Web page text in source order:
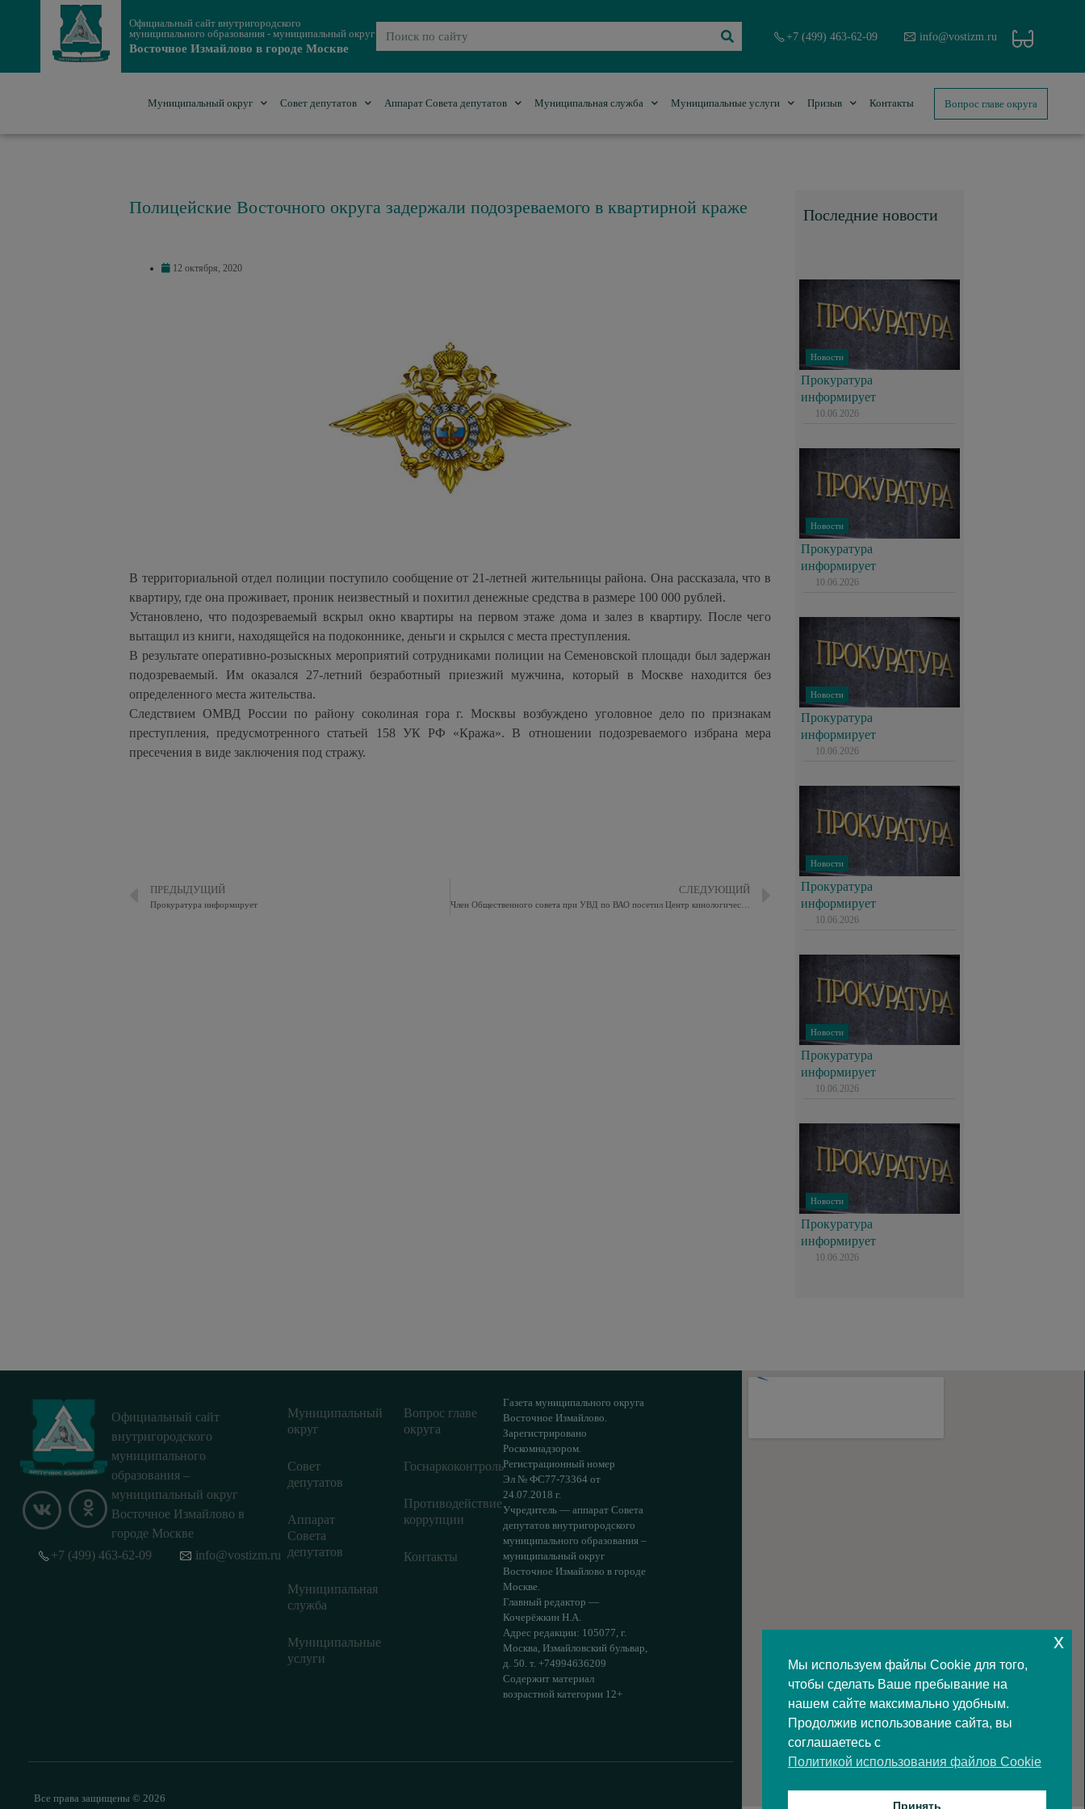
Официальный сайт внутригородского
муниципального образования - муниципальный округ
Восточное Измайлово в городе Москве
+7 (499) 463-62-09 info@vostizm.ru
Муниципальный округ Совет депутатов Аппарат Совета депутатов Муниципальная служба Муниципальные услуги Призыв Контакты Вопрос главе округа
Полицейские Восточного округа задержали подозреваемого в квартирной краже
12 октября, 2020
В территориальной отдел полиции поступило сообщение от 21-летней жительницы района. Она рассказала, что в
квартиру, где она проживает, проник неизвестный и похитил денежные средства в размере 100 000 рублей.
Установлено, что подозреваемый вскрыл окно квартиры на первом этаже дома и залез в квартиру. После чего
вытащил из книги, находящейся на подоконнике, деньги и скрылся с места преступления.
В результате оперативно-розыскных мероприятий сотрудниками полиции на Семеновской площади был задержан
подозреваемый. Им оказался 27-летний безработный приезжий мужчина, который в Москве находится без
определенного места жительства.
Следствием ОМВД России по району соколиная гора г. Москвы возбуждено уголовное дело по признакам
преступления, предусмотренного статьей 158 УК РФ «Кража». В отношении подозреваемого избрана мера
пресечения в виде заключения под стражу.
ПРЕДЫДУЩИЙ
Прокуратура информирует
СЛЕДУЮЩИЙ
Последние новости
Новости
Прокуратура
информирует
10.06.2026
Новости
Прокуратура
информирует
10.06.2026
Новости
Прокуратура
информирует
10.06.2026
Новости
Прокуратура
информирует
10.06.2026
Новости
Прокуратура
информирует
10.06.2026
Новости
Прокуратура
информирует
10.06.2026
Официальный сайт
внутригородского
муниципального
образования –
муниципальный округ
Восточное Измайлово в
городе Москве
Муниципальный
округ
Совет
депутатов
Аппарат
Совета
депутатов
Муниципальная
служба
Муниципальные
услуги
Вопрос главе
округа
Госнаркоконтроль
Противодействие
коррупции
Контакты
Газета муниципального округа
Восточное Измайлово.
Зарегистрировано
Роскомнадзором.
Регистрационный номер
Эл № ФС77-73364 от
24.07.2018 г.
Учредитель — аппарат Совета
депутатов внутригородского
муниципального образования –
муниципальный округ
Восточное Измайлово в городе
Москве.
Главный редактор —
Кочерёжкин Н.А.
Адрес редакции: 105077, г.
Москва, Измайловский бульвар,
д. 50. т. +74994636209
Содержит материал
возрастной категории 12+
+7 (499) 463-62-09 info@vostizm.ru
Все права защищены © 2026
Мы используем файлы Cookie для того,
чтобы сделать Ваше пребывание на
нашем сайте максимально удобным.
Продолжив использование сайта, вы
соглашаетесь с
Политикой использования файлов Cookie
Принять
x